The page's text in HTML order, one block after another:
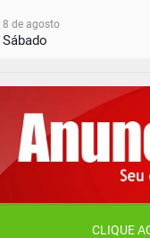
8 de agosto
Sábado
Domingo
10 de agosto
Segunda-Feira
11 de agosto
CLIQUE